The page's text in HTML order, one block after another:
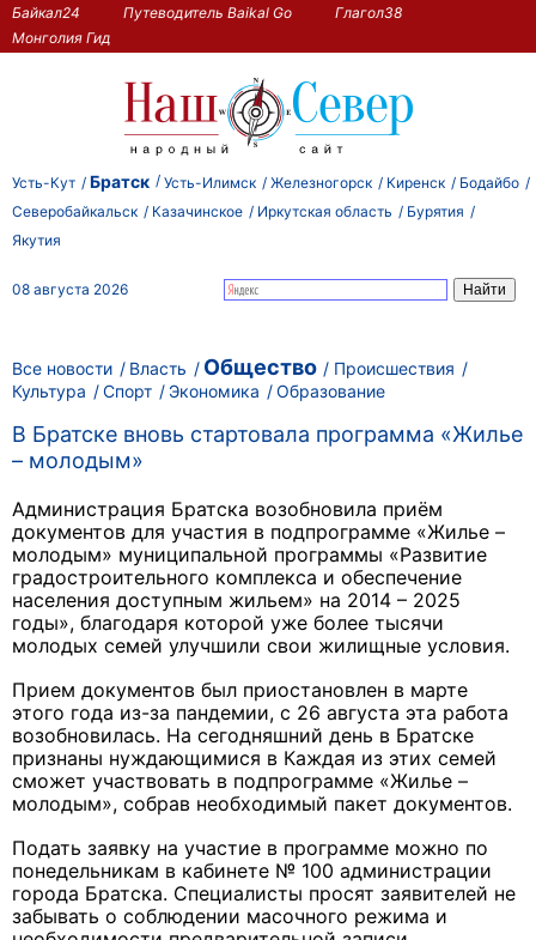
Байкал24 Путеводитель Baikal Go
Глагол38
Монголия Гид
Усть-Кут Братск Усть-Илимск Железногорск Киренск
Бодайбо
Северобайкальск
Казачинское Иркутская область
Бурятия
Якутия
08 августа 2026
Все новости Власть Общество
Происшествия
Культура
Спорт Экономика Образование
В Братске вновь стартовала программа «Жилье
– молодым»
Администрация Братска возобновила приём
документов для участия в подпрограмме «Жилье –
молодым» муниципальной программы «Развитие
градостроительного комплекса и обеспечение
населения доступным жильем» на 2014 – 2025
годы», благодаря которой уже более тысячи
молодых семей улучшили свои жилищные условия.
Прием документов был приостановлен в марте
этого года из-за пандемии, с 26 августа эта работа
возобновилась. На сегодняшний день в Братске
признаны нуждающимися в Каждая из этих семей
сможет участвовать в подпрограмме «Жилье –
молодым», собрав необходимый пакет документов.
Подать заявку на участие в программе можно по
понедельникам в кабинете № 100 администрации
города Братска. Специалисты просят заявителей не
забывать о соблюдении масочного режима и